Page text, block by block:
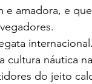
amadora, e
cultura náutica
do jeito